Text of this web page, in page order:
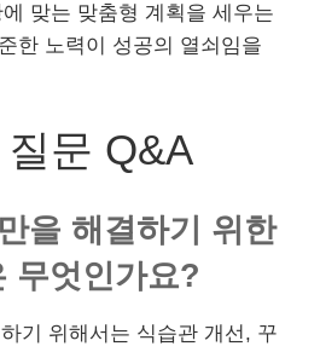
맞는 맞춤형 계획을 세우는
한 노력이 성공의 열쇠임을
문 Q&A
을 해결하기 위한
무엇인가요?
기 위해서는 식습관 개선, 꾸